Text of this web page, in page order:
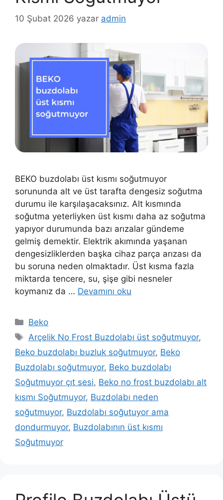
10 Şubat 2026 yazar admin
BEKO buzdolabı üst kısmı soğutmuyor
sorununda alt ve üst tarafta dengesiz soğutma
durumu ile karşılaşacaksınız. Alt kısmında
soğutma yeterliyken üst kısmı daha az soğutma
yapıyor durumunda bazı arızalar gündeme
gelmiş demektir. Elektrik akımında yaşanan
dengesizliklerden başka cihaz parça arızası da
bu soruna neden olmaktadır. Üst kısma fazla
miktarda tencere, su, şişe gibi nesneler
koymanız da … Devamını oku
Kategoriler
Beko
Etiketler
Arçelik No Frost Buzdolabı üst soğutmuyor,
Beko buzdolabı buzluk soğutmuyor, Beko
Buzdolabı soğutmuyor, Beko buzdolabı
Soğutmuyor çıt sesi, Beko no frost buzdolabı alt
kısmı Soğutmuyor, Buzdolabı neden
soğutmuyor, Buzdolabı soğutuyor ama
dondurmuyor, Buzdolabının üst kısmı
Soğutmuyor